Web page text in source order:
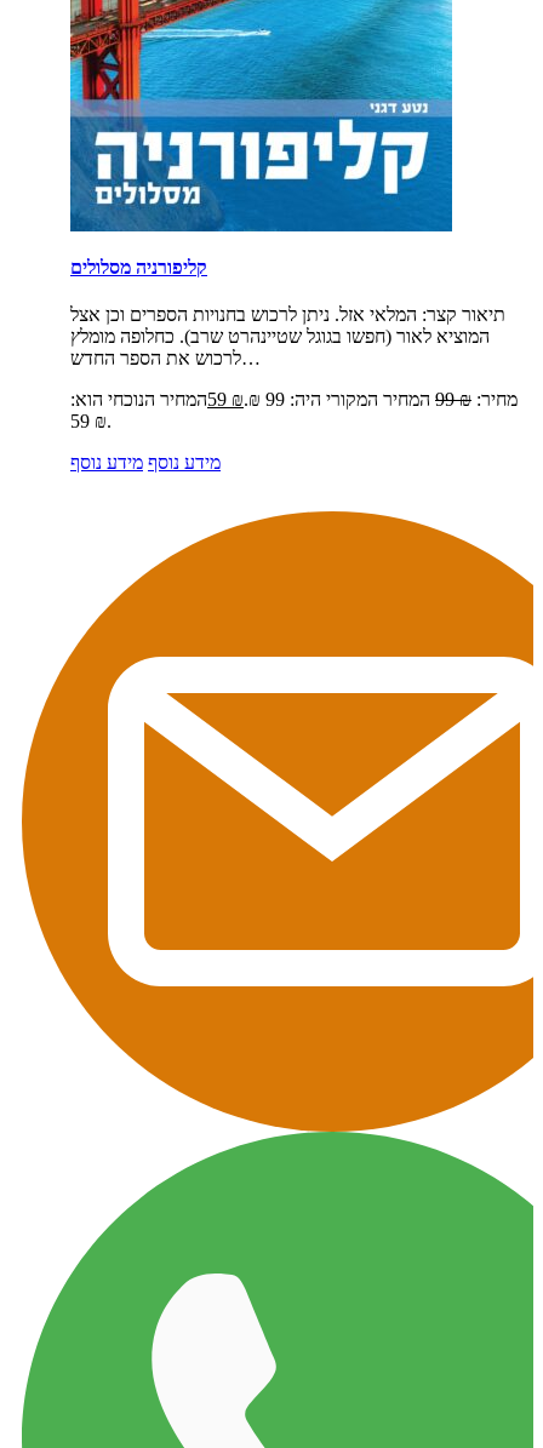
קליפורניה מסלולים
תיאור קצר: המלאי אזל. ניתן לרכוש בחנויות הספרים וכן אצל
המוציא לאור (חפשו בגוגל שטיינהרט שרב). כחלופה מומלץ
לרכוש את הספר החדש…
מחיר:
99₪ המחיר המקורי היה: 99 ₪. 59 ₪
המחיר הנוכחי הוא:
59 ₪.
מידע נוסף מידע נוסף